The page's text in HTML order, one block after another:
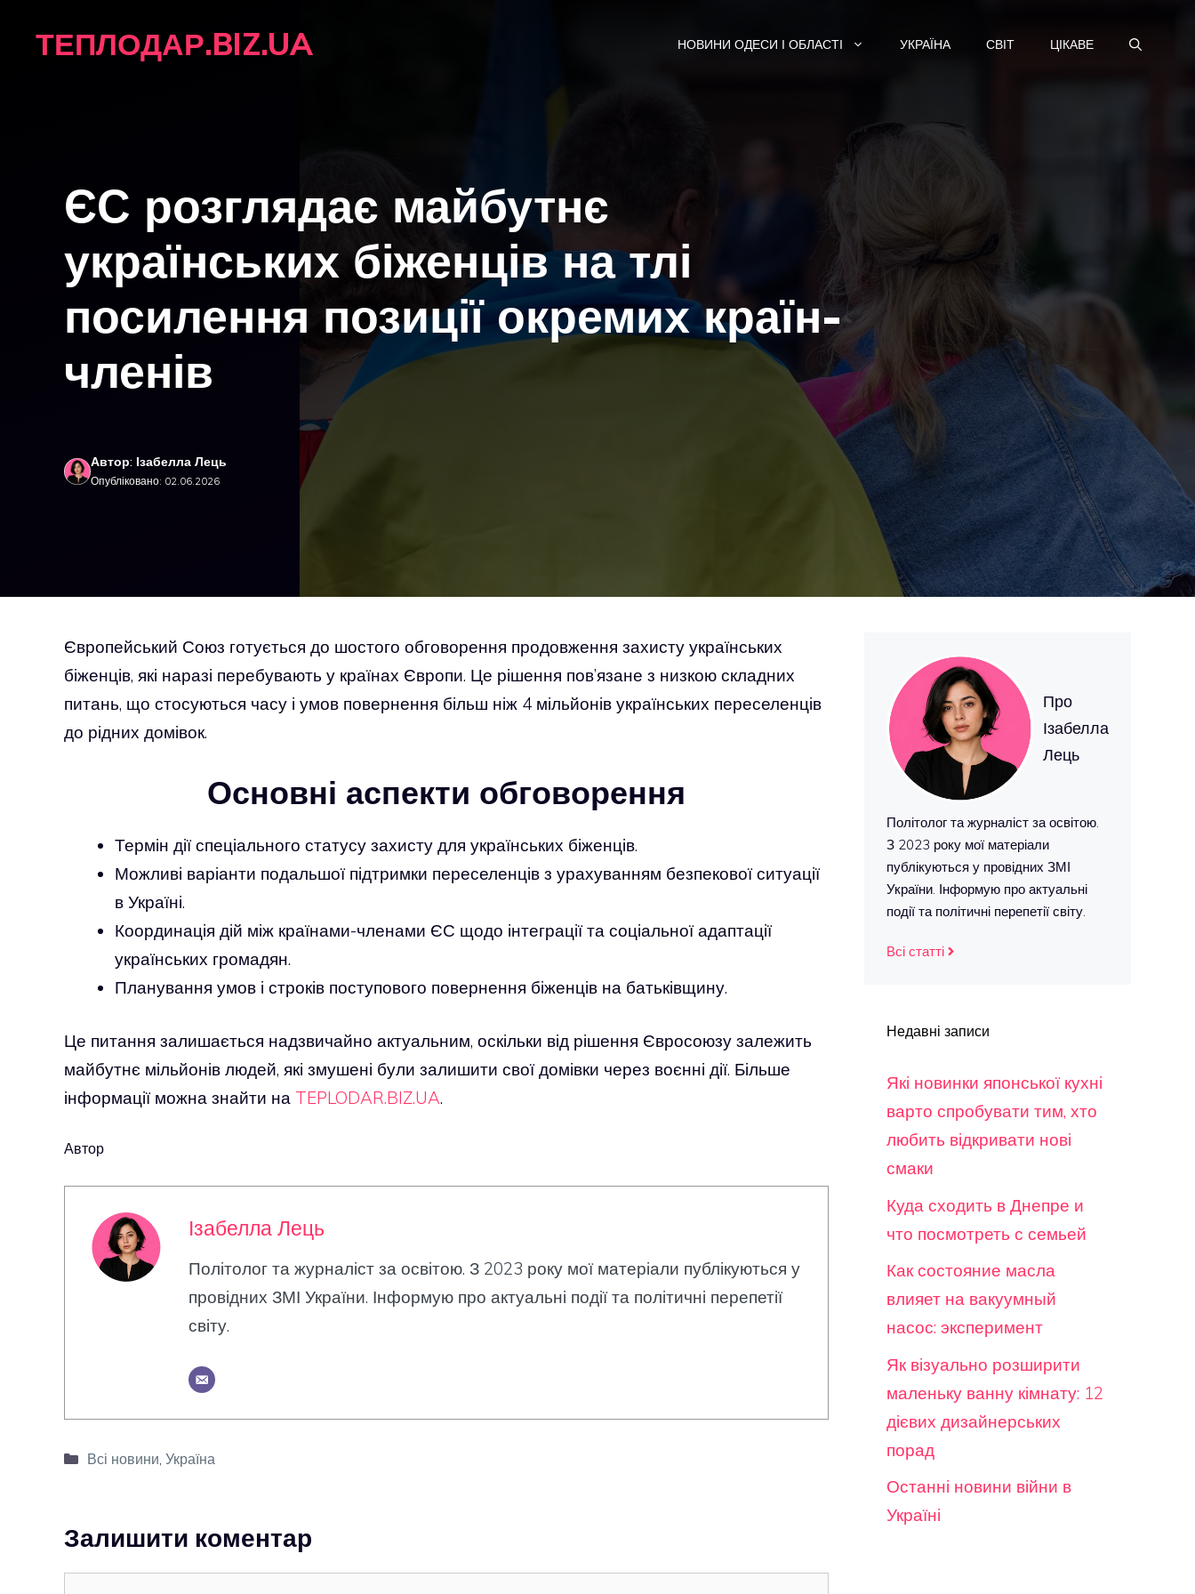
ТЕПЛОДАР.BIZ.UA НОВИНИ ОДЕСИ І ОБЛАСТІ УКРАЇНА СВІТ ЦІКАВЕ
ЄС розглядає майбутнє
українських біженців на тлі
посилення позиції окремих країн-
членів
Автор: Ізабелла Лець
Опубліковано: 02.06.2026
Європейський Союз готується до шостого обговорення продовження захисту українських
біженців, які наразі перебувають у країнах Європи. Це рішення пов’язане з низкою складних
питань, що стосуються часу і умов повернення більш ніж 4 мільйонів українських переселенців
до рідних домівок.
Основні аспекти обговорення
Термін дії спеціального статусу захисту для українських біженців.
Можливі варіанти подальшої підтримки переселенців з урахуванням безпекової ситуації
в Україні.
Координація дій між країнами-членами ЄС щодо інтеграції та соціальної адаптації
українських громадян.
Планування умов і строків поступового повернення біженців на батьківщину.
Це питання залишається надзвичайно актуальним, оскільки від рішення Євросоюзу залежить
майбутнє мільйонів людей, які змушені були залишити свої домівки через воєнні дії. Більше
інформації можна знайти на TEPLODAR.BIZ.UA.
Автор
Ізабелла Лець
Політолог та журналіст за освітою. З 2023 року мої матеріали публікуються у
провідних ЗМІ України. Інформую про актуальні події та політичні перепетії
світу.
Категорії
Всі новини, Україна
Залишити коментар
Про
Ізабелла
Лець
Політолог та журналіст за освітою.
З 2023 року мої матеріали
публікуються у провідних ЗМІ
України. Інформую про актуальні
події та політичні перепетії світу.
Всі статті
Недавні записи
Які новинки японської кухні
варто спробувати тим, хто
любить відкривати нові
смаки
Куда сходить в Днепре и
что посмотреть с семьей
Как состояние масла
влияет на вакуумный
насос: эксперимент
Як візуально розширити
маленьку ванну кімнату: 12
дієвих дизайнерських
порад
Останні новини війни в
Україні